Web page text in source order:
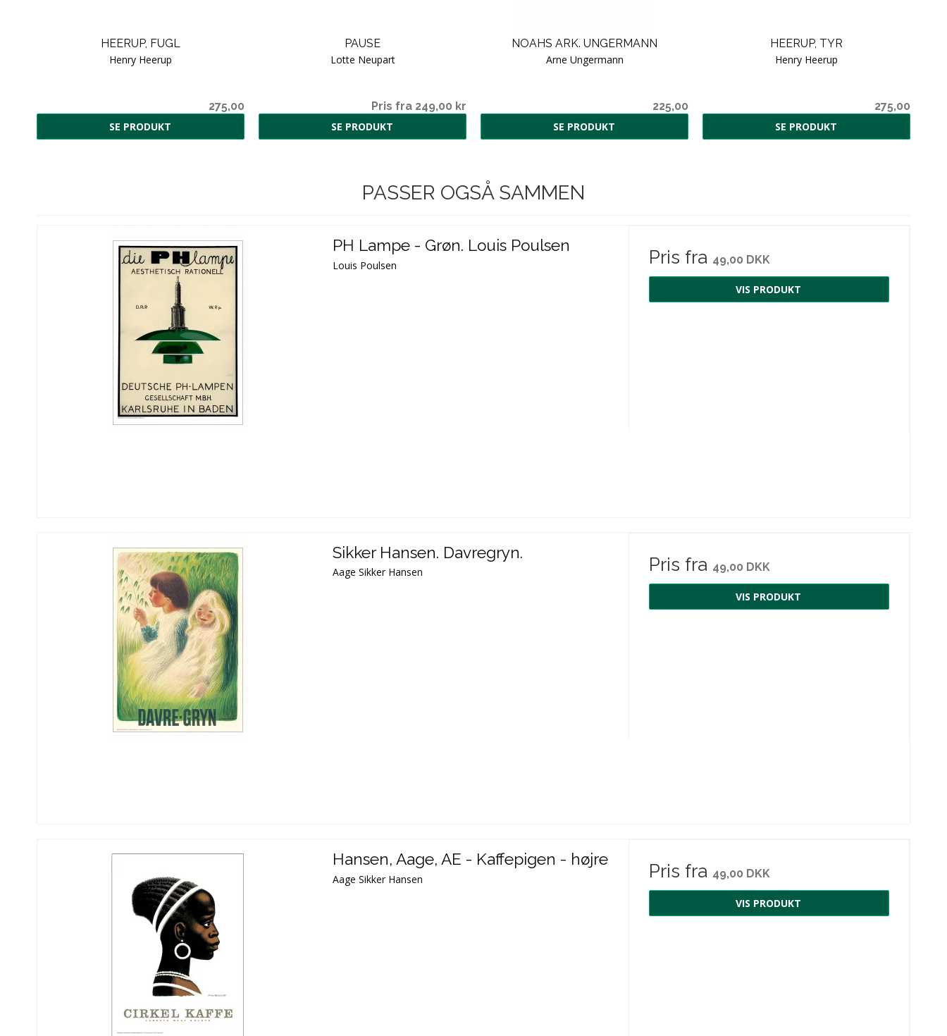
HEERUP, FUGL
Henry Heerup
275,00
SE PRODUKT
PAUSE
Lotte Neupart
Pris fra 249,00 kr
SE PRODUKT
NOAHS ARK. UNGERMANN
Arne Ungermann
225,00
SE PRODUKT
HEERUP, TYR
Henry Heerup
275,00
SE PRODUKT
PASSER OGSÅ SAMMEN
PH Lampe - Grøn. Louis Poulsen
Louis Poulsen Pris fra 49,00 DKK
VIS PRODUKT
Sikker Hansen. Davregryn.
Aage Sikker Hansen Pris fra 49,00 DKK
VIS PRODUKT
Hansen, Aage, AE - Kaffepigen - højre
Aage Sikker Hansen Pris fra 49,00 DKK
VIS PRODUKT